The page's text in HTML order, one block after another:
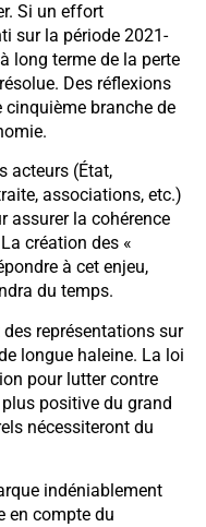
Si un effort
sur la période 2021-
long terme de la perte
Des réflexions
cinquième branche de
acteurs (État,
associations, etc.)
assurer la cohérence
création des «
à cet enjeu,
du temps.
représentations sur
longue haleine. La loi
pour lutter contre
positive du grand
nécessiteront du
indéniablement
en compte du